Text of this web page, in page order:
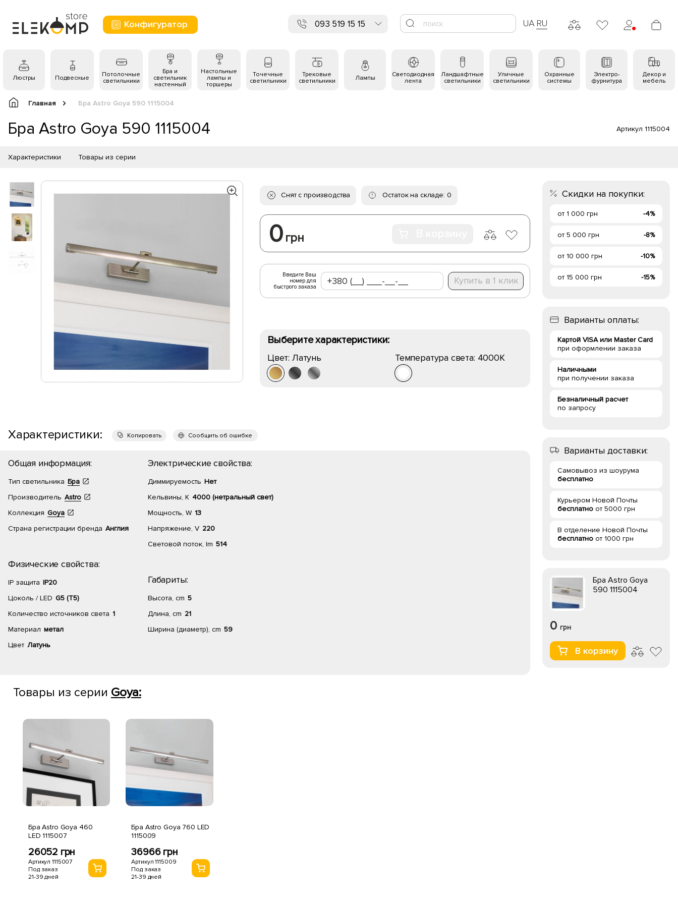
Конфигуратор 093 519 15 15 UA RU
Люстры Подвесные
Потолочные
светильники
Бра и
светильник
настенный
Настольные
лампы и
торшеры
Точечные
светильники
Трековые
светильники
Лампы
Светодиодная
лента
Ландшафтные
светильники
Уличные
светильники
Охранные
системы
Электро-
фурнитура
Декор и
мебель
Главная Бра Astro Goya 590 1115004
Бра Astro Goya 590 1115004 Артикул 1115004
Характеристики Товары из серии
Снят с производства Остаток на складе: 0
0 грн
Введите Ваш
номер для
быстрого заказа
Купить в 1 клик
Выберите характеристики:
Цвет: Латунь Температура света: 4000K
Характеристики: Копировать Сообщить об ошибке
Общая информация:
Тип светильника Бра
Производитель Astro
Коллекция Goya
Страна регистрации бренда Англия
Физические свойства:
IP защита IP20
Цоколь / LED G5 (T5)
Количество источников света 1
Материал метал
Цвет Латунь
Электрические свойства:
Диммируемость Нет
Кельвины, К 4000 (нетральный свет)
Мощность, W 13
Напряжение, V 220
Световой поток, lm 514
Габариты:
Высота, cm 5
Длина, cm 21
Ширина (диаметр), cm 59
Товары из серии Goya:
Бра Astro Goya 460
LED 1115007
26052 грн
Артикул 1115007
Под заказ
21-39 дней
Бра Astro Goya 760 LED
1115009
36966 грн
Артикул 1115009
Под заказ
21-39 дней
Скидки на покупки:
от 1 000 грн -4%
от 5 000 грн -8%
от 10 000 грн -10%
от 15 000 грн -15%
Варианты оплаты:
Картой VISA или Master Card
при оформлении заказа
Наличными
при получении заказа
Безналичный расчет
по запросу
Варианты доставки:
Самовывоз из шоурума
бесплатно
Курьером Новой Почты
бесплатно от 5000 грн
В отделение Новой Почты
бесплатно от 1000 грн
Бра Astro Goya
590 1115004
0 грн
В корзину